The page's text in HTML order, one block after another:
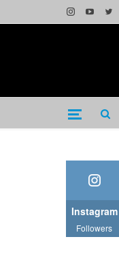
Instagram
Followers